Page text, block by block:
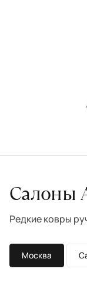
Салоны
Редкие ковры
Москва